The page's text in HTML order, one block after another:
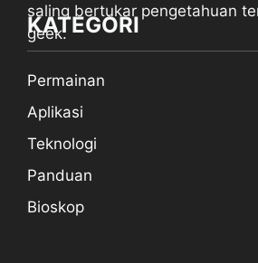
saling bertukar pengetahuan
geek.
KATEGORI
Permainan
Aplikasi
Teknologi
Panduan
Bioskop